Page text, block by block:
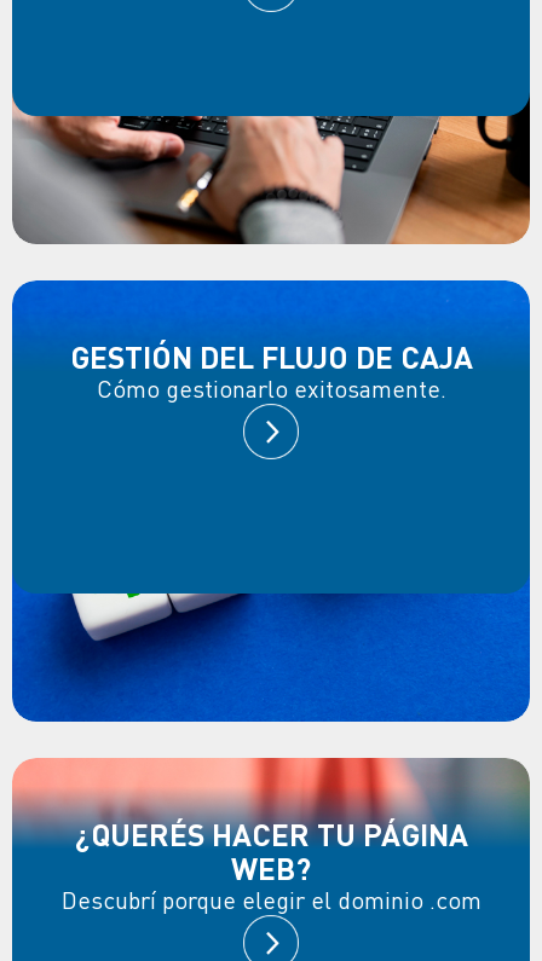
GESTIÓN DEL FLUJO DE CAJA
Cómo gestionarlo exitosamente.
¿QUERÉS HACER TU PÁGINA
WEB?
Descubrí porque elegir el dominio .com